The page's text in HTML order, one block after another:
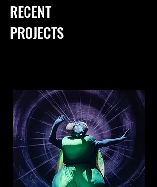
RECENT
PROJECTS